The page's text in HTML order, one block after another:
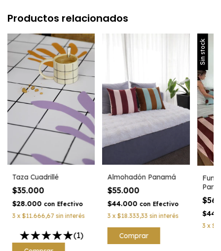
Productos relacionados
Taza Cuadrillé
$35.000
$28.000 con Efectivo
3 x$11.666,67 sin interés
(1)
Almohadón Panamá
$55.000
$44.000 con Efectivo
3 x$18.333,33 sin interés
Sin stock
3 x